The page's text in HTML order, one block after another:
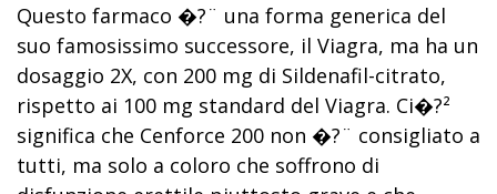
Questo farmaco �?¨ una forma generica del
suo famosissimo successore, il Viagra, ma ha un
dosaggio 2X, con 200 mg di Sildenafil-citrato,
rispetto ai 100 mg standard del Viagra. Ci�?²
significa che Cenforce 200 non �?¨ consigliato a
tutti, ma solo a coloro che soffrono di